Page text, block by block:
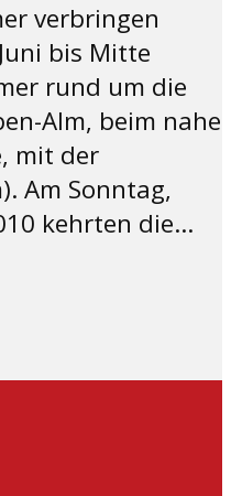
verbringen
bis Mitte
rund um die
Alm, beim nahe
mit der
Am Sonntag,
kehrten die...